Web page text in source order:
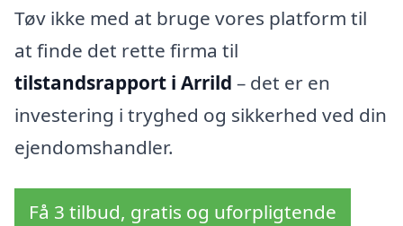
Tøv ikke med at bruge vores platform til
at finde det rette firma til
tilstandsrapport i Arrild – det er en
investering i tryghed og sikkerhed ved din
ejendomshandler.
Få 3 tilbud, gratis og uforpligtende